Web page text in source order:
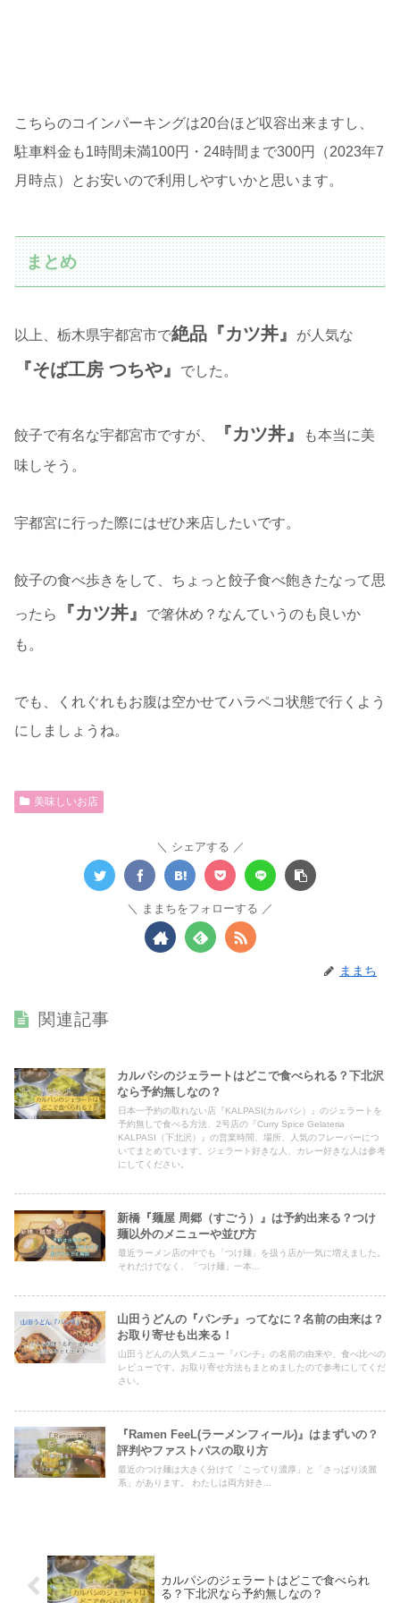
こちらのコインパーキングは20台ほど収容出来ますし、
駐車料金も1時間未満100円・24時間まで300円（2023年7
月時点）とお安いので利用しやすいかと思います。
まとめ
以上、栃木県宇都宮市で絶品『カツ丼』 が人気な
『そば工房 つちや』 でした。
餃子で有名な宇都宮市ですが、 『カツ丼』
も本当に美
味しそう。
宇都宮に行った際にはぜひ来店したいです。
餃子の食べ歩きをして、ちょっと餃子食べ飽きたなって思
ったら 『カツ丼』
で箸休め？なんていうのも良いか
も。
でも、くれぐれもお腹は空かせてハラペコ状態で行くよう
にしましょうね。
美味しいお店
シェアする
ままちをフォローする
ままち
関連記事
カルパシのジェラートはどこで食べられる？下北沢
なら予約無しなの？
日本一予約の取れない店『KALPASI(カルパシ）』のジェラートを
予約無しで食べる方法、2号店の『Curry Spice Gelateria
KALPASI（下北沢）』の営業時間、場所、人気のフレーバーにつ
いてまとめています。ジェラート好きな人、カレー好きな人は参考
にしてください。
新橋『麺屋 周郷（すごう）』は予約出来る？つけ
麺以外のメニューや並び方
最近ラーメン店の中でも「つけ麺」を扱う店が一気に増えました。
それだけでなく、「つけ麺」一本...
山田うどんの『パンチ』ってなに？名前の由来は？
お取り寄せも出来る！
山田うどんの人気メニュー『パンチ』の名前の由来や、食べ比べの
レビューです。お取り寄せ方法もまとめましたので参考にしてくだ
さい。
『Ramen FeeL(ラーメンフィール)』はまずいの？
評判やファストパスの取り方
最近のつけ麺は大きく分けて「こってり濃厚」と「さっぱり淡麗
系」があります。 わたしは両方好き...
カルパシのジェラートはどこで食べられ
る？下北沢なら予約無しなの？